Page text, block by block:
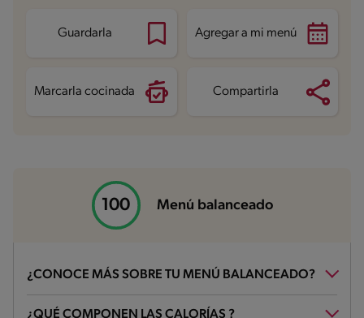
Proteína
Grasas saturadas 3.1 g
Guardarla Agregar a mi menú
Marcarla cocinada Compartirla
Menú balanceado
¿CONOCE MÁS SOBRE TU MENÚ BALANCEADO?
¿Qué es un menú balanceado?
¿QUÉ COMPONEN LAS CALORÍAS ?